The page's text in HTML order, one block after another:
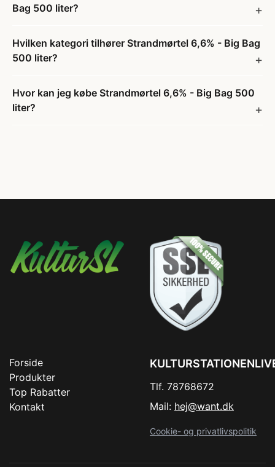
Bag 500 liter?
Hvilken kategori tilhører Strandmørtel 6,6% - Big Bag
500 liter?
Hvor kan jeg købe Strandmørtel 6,6% - Big Bag 500
liter?
Forside
Produkter
Top Rabatter
Kontakt
Tlf. 78768672
Mail: hej@want.dk
Cookie- og privatlivspolitik